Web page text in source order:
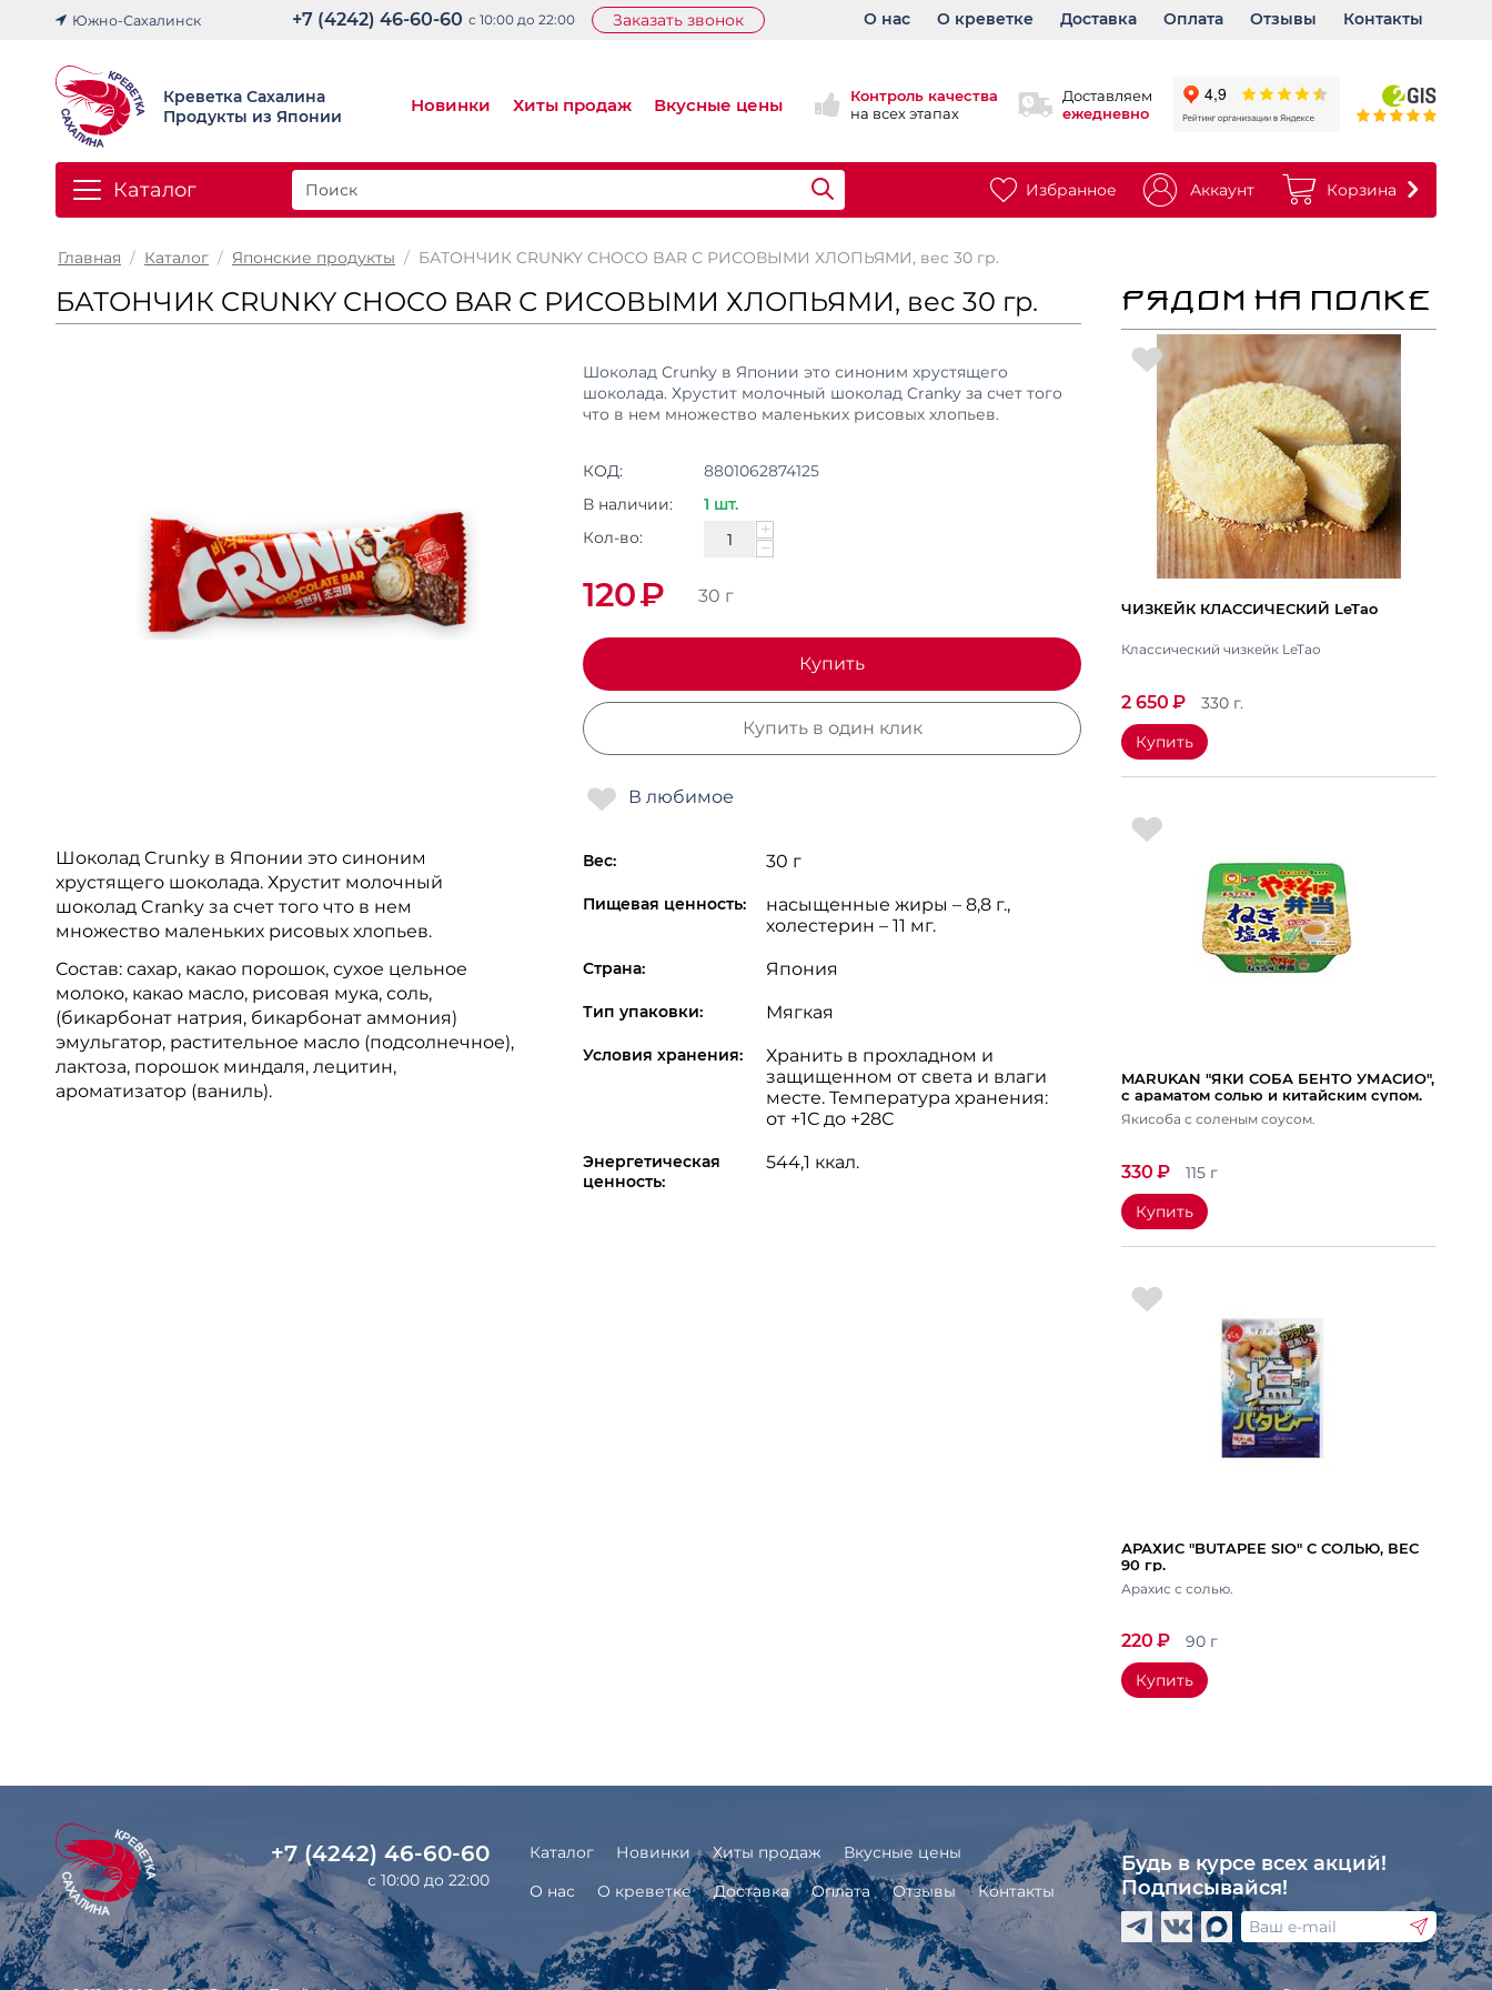
Южно-Сахалинск О нас О креветке Доставка Оплата Отзывы Контакты
+7 (4242) 46-60-60 с 10:00 до 22:00 Заказать звонок
Креветка Сахалина
Продукты из Японии
Доставляем
ежедневно
Контроль качества
на всех этапах
Новинки Хиты продаж Вкусные цены
Каталог Корзина
Аккаунт
Избранное
Главная / Каталог / Японские продукты / БАТОНЧИК CRUNKY CHOCO BAR С РИСОВЫМИ ХЛОПЬЯМИ, вес 30 гр.
БАТОНЧИК CRUNKY CHOCO BAR С РИСОВЫМИ ХЛОПЬЯМИ, вес 30 гр.
Шоколад Crunky в Японии это синоним хрустящего
шоколада. Хрустит молочный шоколад Cranky за счет того
что в нем множество маленьких рисовых хлопьев.
КОД:
8801062874125
В наличии:
1 шт.
Кол-во:
+
−
120₽ 30 г
Купить
Купить в один клик
Шоколад Crunky в Японии это синоним
хрустящего шоколада. Хрустит молочный
шоколад Cranky за счет того что в нем
множество маленьких рисовых хлопьев.
Состав: сахар, какао порошок, сухое цельное
молоко, какао масло, рисовая мука, соль,
(бикарбонат натрия, бикарбонат аммония)
эмульгатор, растительное масло (подсолнечное),
лактоза, порошок миндаля, лецитин,
ароматизатор (ваниль).
Вес: 30 г
Пищевая ценность:
насыщенные жиры – 8,8 г.,
холестерин – 11 мг.
Страна: Япония
Тип упаковки: Мягкая
Условия хранения:
Хранить в прохладном и
защищенном от света и влаги
месте. Температура хранения:
от +1С до +28С
Энергетическая
ценность:
544,1 ккал.
РЯДОМ НА ПОЛКЕ
ЧИЗКЕЙК КЛАССИЧЕСКИЙ LeTao
Классический чизкейк LeTao
2 650 ₽
330 г.
Купить
MARUKAN "ЯКИ СОБА БЕНТО УМАСИО",
с араматом солью и китайским супом.
Вес 115 гр.
Якисоба с соленым соусом.
330 ₽
115 г
Купить
АРАХИС "BUTAPEE SIO" С СОЛЬЮ, ВЕС
90 гр.
Арахис с солью.
220 ₽
90 г
Купить
+7 (4242) 46-60-60
с 10:00 до 22:00
Каталог Новинки Хиты продаж
Вкусные цены
О нас
О креветке Доставка Оплата Отзывы Контакты
Будь в курсе всех акций!
Подписывайся!